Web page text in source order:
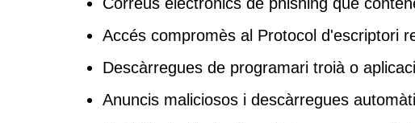
Accés compromès al Protocol d'escriptori
Descàrregues de programari troià o
Anuncis maliciosos i descàrregues